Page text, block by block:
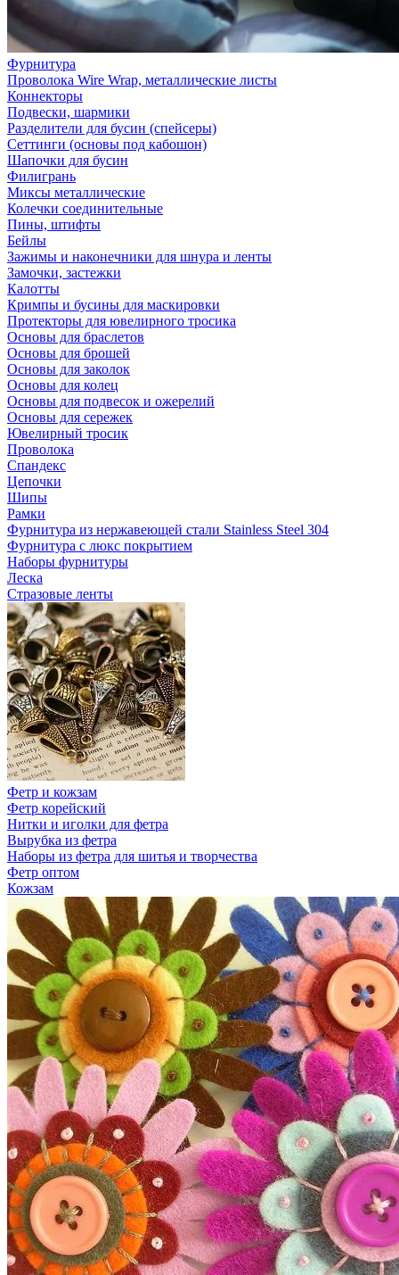
Фурнитура
Проволока Wire Wrap, металлические листы
Коннекторы
Подвески, шармики
Разделители для бусин (спейсеры)
Сеттинги (основы под кабошон)
Шапочки для бусин
Филигрань
Миксы металлические
Колечки соединительные
Пины, штифты
Бейлы
Зажимы и наконечники для шнура и ленты
Замочки, застежки
Калотты
Кримпы и бусины для маскировки
Протекторы для ювелирного тросика
Основы для браслетов
Основы для брошей
Основы для заколок
Основы для колец
Основы для подвесок и ожерелий
Основы для сережек
Ювелирный тросик
Проволока
Спандекс
Цепочки
Шипы
Рамки
Фурнитура из нержавеющей стали Stainless Steel 304
Фурнитура с люкс покрытием
Наборы фурнитуры
Леска
Стразовые ленты
Фетр и кожзам
Фетр корейский
Нитки и иголки для фетра
Вырубка из фетра
Наборы из фетра для шитья и творчества
Фетр оптом
Кожзам